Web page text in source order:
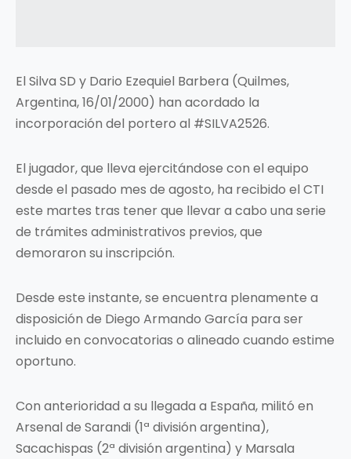
El Silva SD y Dario Ezequiel Barbera (Quilmes,
Argentina, 16/01/2000) han acordado la
incorporación del portero al #SILVA2526.
El jugador, que lleva ejercitándose con el equipo
desde el pasado mes de agosto, ha recibido el CTI
este martes tras tener que llevar a cabo una serie
de trámites administrativos previos, que
demoraron su inscripción.
Desde este instante, se encuentra plenamente a
disposición de Diego Armando García para ser
incluido en convocatorias o alineado cuando estime
oportuno.
Con anterioridad a su llegada a España, militó en
Arsenal de Sarandi (1ª división argentina),
Sacachispas (2ª división argentina) y Marsala